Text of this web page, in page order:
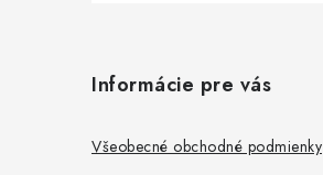
Informácie pre vás
Všeobecné obchodné podmienky